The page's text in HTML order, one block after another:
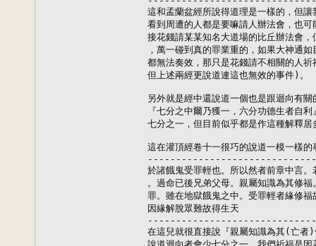
這和孟蘭盆經所說得道理是一樣的，但
看到周遭的人都是要嘛請人辦法會，也
接花錢請某某知名大道場的比丘辦法會
，萬一碰到真的罪業重的，如果大神通
都無法奏效，那只是花錢請不相關的
但上述兩經更說道連這也無效的事件)。
另外就是經中還說道一個也是跟迴向有
『七分之中爾乃獲一，六分功德生者自
七分之一，但目前似乎都是作這種解釋居
這在灌頂經卷十一很巧的說道一模一樣的
於諸餓鬼受罪輕也。所以然者前章中言
。過命已後兄弟父母。親屬知識為其修
罪。雖在地獄餓鬼之中。受罪輕者緣修
因緣解脫眾難故得生天
在這兒就很直接說『親屬知識為其(亡